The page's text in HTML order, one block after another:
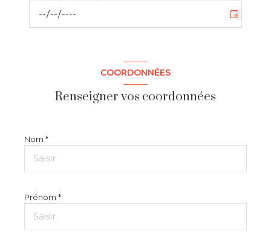
COORDONNÉES
Renseigner vos coordonnées
Nom *
Prénom *